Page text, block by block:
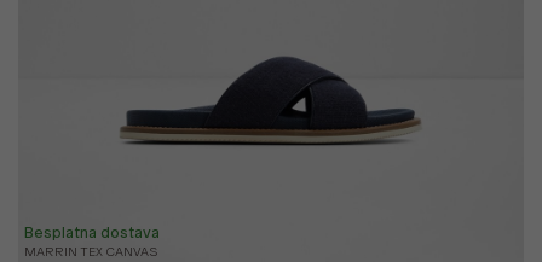
MARRIN TEX CANVAS
Besplatna dostava